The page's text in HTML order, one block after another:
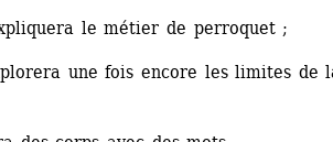
le métier de perroquet ;
une fois encore les limites de